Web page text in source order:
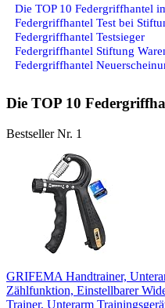
Die TOP 10 Federgriffhantel
Federgriffhantel Test bei
Federgriffhantel Testsieger
Federgriffhantel Stiftung
Federgriffhantel
Die TOP 10
Bestseller Nr. 1
GRIFEMA Handtrainer,
Zählfunktion, Einstellbarer
Trainer, Unterarm